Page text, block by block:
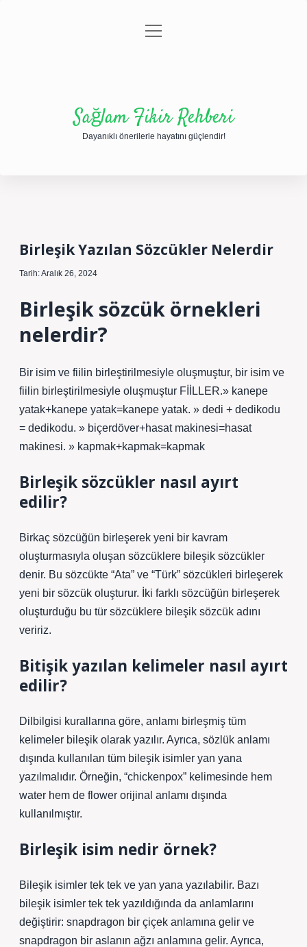
Gizlilik Politikası
menüyü
Sağlam Fikir Rehberi
Dayanıklı önerilerle hayatını güçlendir!
Birleşik Yazılan Sözcükler Nelerdir
Tarih: Aralık 26, 2024
Birleşik sözcük örnekleri
nelerdir?
Bir isim ve fiilin birleştirilmesiyle oluşmuştur, bir isim ve
fiilin birleştirilmesiyle oluşmuştur FİİLLER.» kanepe
yatak+kanepe yatak=kanepe yatak. » dedi + dedikodu
= dedikodu. » biçerdöver+hasat makinesi=hasat
makinesi. » kapmak+kapmak=kapmak
Birleşik sözcükler nasıl ayırt
edilir?
Birkaç sözcüğün birleşerek yeni bir kavram
oluşturmasıyla oluşan sözcüklere bileşik sözcükler
denir. Bu sözcükte “Ata” ve “Türk” sözcükleri birleşerek
yeni bir sözcük oluşturur. İki farklı sözcüğün birleşerek
oluşturduğu bu tür sözcüklere bileşik sözcük adını
veririz.
Bitişik yazılan kelimeler nasıl ayırt
edilir?
Dilbilgisi kurallarına göre, anlamı birleşmiş tüm
kelimeler bileşik olarak yazılır. Ayrıca, sözlük anlamı
dışında kullanılan tüm bileşik isimler yan yana
yazılmalıdır. Örneğin, “chickenpox” kelimesinde hem
water hem de flower orijinal anlamı dışında
kullanılmıştır.
Birleşik isim nedir örnek?
Bileşik isimler tek tek ve yan yana yazılabilir. Bazı
bileşik isimler tek tek yazıldığında da anlamlarını
değiştirir: snapdragon bir çiçek anlamına gelir ve
snapdragon bir aslanın ağzı anlamına gelir. Ayrıca,